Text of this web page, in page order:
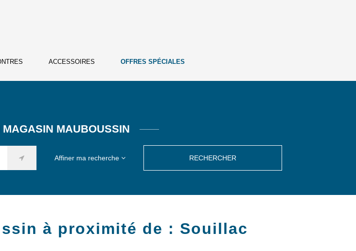
ACCESSOIRES OFFRES SPÉCIALES
MAUBOUSSIN
Affiner ma recherche RECHERCHER
à proximité de : Souillac